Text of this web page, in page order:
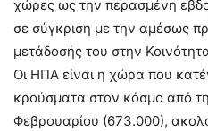
χώρες ως την περασμένη
σε σύγκριση με την αμέσως
μετάδοσής του στην
Οι ΗΠΑ είναι η χώρα που
κρούσματα στον κόσμο από
Φεβρουαρίου (673.000),